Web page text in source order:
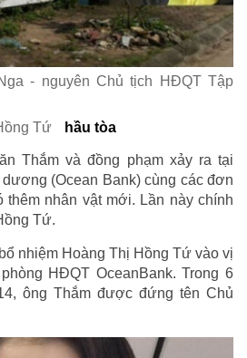
- nguyên Chủ tịch HĐQT Tập
Tứ hầu tòa
Thắm và đồng phạm xảy ra tại
(Ocean Bank) cùng các đơn
thêm nhân vật mới. Lần này chính
Tứ.
nhiệm Hoàng Thị Hồng Tứ vào vị
HĐQT OceanBank. Trong 6
ông Thắm được đứng tên Chủ